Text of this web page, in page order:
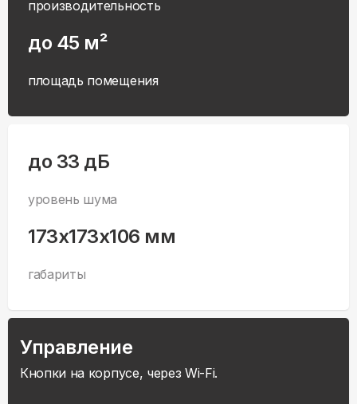
производительность
до 45 м²
площадь помещения
до 33 дБ
уровень шума
173x173x106 мм
габариты
Управление
Кнопки на корпусе, через Wi-Fi.